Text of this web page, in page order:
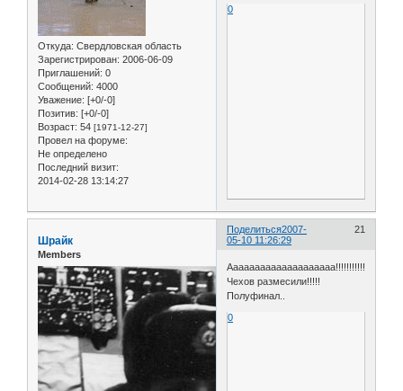
Откуда: Свердловская область
Зарегистрирован: 2006-06-09
Приглашений: 0
Сообщений: 4000
Уважение: [+0/-0]
Позитив: [+0/-0]
Возраст: 54 [1971-12-27]
Провел на форуме:
Не определено
Последний визит:
2014-02-28 13:14:27
0
Поделиться 21
2007-
05-10 11:26:29
Шрайк
Members
Аааааааааааааааааааа!!!!!!!!!!!
Чехов размесили!!!!!
Полуфинал..
0